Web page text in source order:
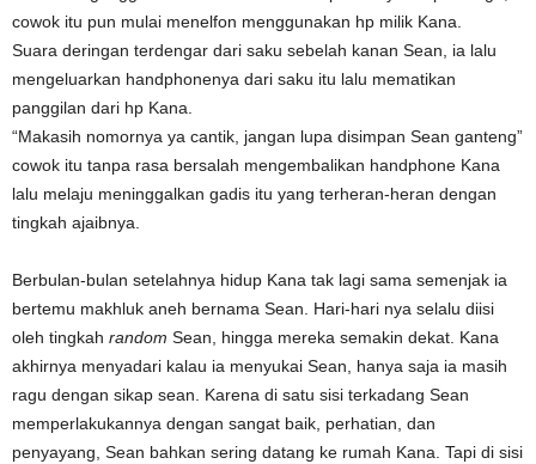
cowok itu pun mulai menelfon menggunakan hp milik Kana.
Suara deringan terdengar dari saku sebelah kanan Sean, ia lalu
mengeluarkan handphonenya dari saku itu lalu mematikan
panggilan dari hp Kana.
“Makasih nomornya ya cantik, jangan lupa disimpan Sean ganteng”
cowok itu tanpa rasa bersalah mengembalikan handphone Kana
lalu melaju meninggalkan gadis itu yang terheran-heran dengan
tingkah ajaibnya.
Berbulan-bulan setelahnya hidup Kana tak lagi sama semenjak ia
bertemu makhluk aneh bernama Sean. Hari-hari nya selalu diisi
oleh tingkah random Sean, hingga mereka semakin dekat. Kana
akhirnya menyadari kalau ia menyukai Sean, hanya saja ia masih
ragu dengan sikap sean. Karena di satu sisi terkadang Sean
memperlakukannya dengan sangat baik, perhatian, dan
penyayang, Sean bahkan sering datang ke rumah Kana. Tapi di sisi